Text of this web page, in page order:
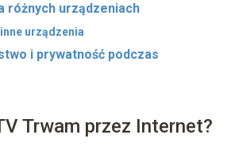
różnych urządzeniach
urządzenia
i prywatność podczas
Trwam przez Internet?